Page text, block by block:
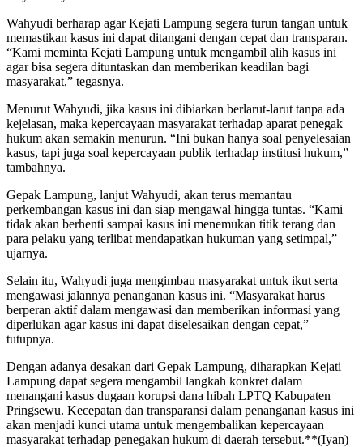
Wahyudi berharap agar Kejati Lampung segera turun tangan untuk
memastikan kasus ini dapat ditangani dengan cepat dan transparan.
“Kami meminta Kejati Lampung untuk mengambil alih kasus ini
agar bisa segera dituntaskan dan memberikan keadilan bagi
masyarakat,” tegasnya.
Menurut Wahyudi, jika kasus ini dibiarkan berlarut-larut tanpa ada
kejelasan, maka kepercayaan masyarakat terhadap aparat penegak
hukum akan semakin menurun. “Ini bukan hanya soal penyelesaian
kasus, tapi juga soal kepercayaan publik terhadap institusi hukum,”
tambahnya.
Gepak Lampung, lanjut Wahyudi, akan terus memantau
perkembangan kasus ini dan siap mengawal hingga tuntas. “Kami
tidak akan berhenti sampai kasus ini menemukan titik terang dan
para pelaku yang terlibat mendapatkan hukuman yang setimpal,”
ujarnya.
Selain itu, Wahyudi juga mengimbau masyarakat untuk ikut serta
mengawasi jalannya penanganan kasus ini. “Masyarakat harus
berperan aktif dalam mengawasi dan memberikan informasi yang
diperlukan agar kasus ini dapat diselesaikan dengan cepat,”
tutupnya.
Dengan adanya desakan dari Gepak Lampung, diharapkan Kejati
Lampung dapat segera mengambil langkah konkret dalam
menangani kasus dugaan korupsi dana hibah LPTQ Kabupaten
Pringsewu. Kecepatan dan transparansi dalam penanganan kasus ini
akan menjadi kunci utama untuk mengembalikan kepercayaan
masyarakat terhadap penegakan hukum di daerah tersebut.**(Iyan)